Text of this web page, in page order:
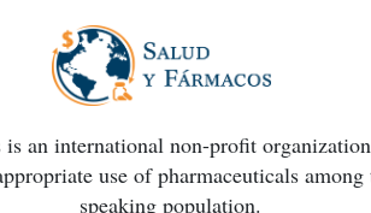
is an international non-profit
use of pharmaceuticals
speaking population.